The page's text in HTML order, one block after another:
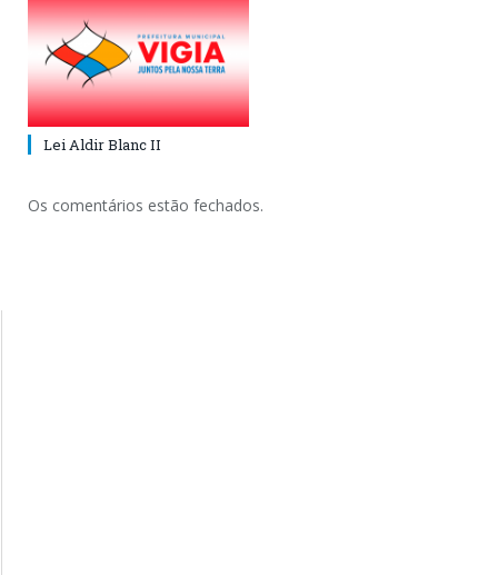
Lei Aldir Blanc II
Os comentários estão fechados.